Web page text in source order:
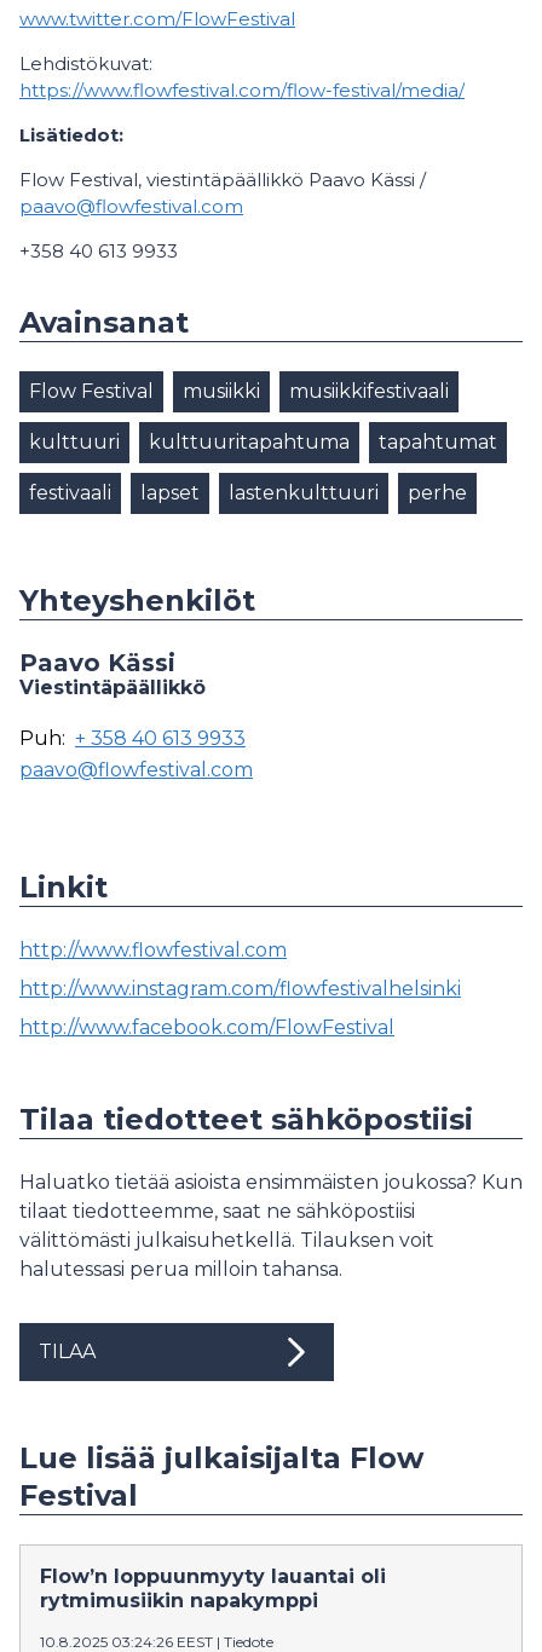
www.twitter.com/FlowFestival
Lehdistökuvat:
https://www.flowfestival.com/flow-festival/media/
Lisätiedot:
Flow Festival, viestintäpäällikkö Paavo Kässi /
paavo@flowfestival.com
+358 40 613 9933
Avainsanat
Flow Festival musiikki musiikkifestivaali
kulttuuri kulttuuritapahtuma tapahtumat
festivaali lapset lastenkulttuuri perhe
Yhteyshenkilöt
Paavo Kässi
Viestintäpäällikkö
Puh: + 358 40 613 9933
paavo@flowfestival.com
Linkit
http://www.flowfestival.com
http://www.instagram.com/flowfestivalhelsinki
http://www.facebook.com/FlowFestival
Tilaa tiedotteet sähköpostiisi
Haluatko tietää asioista ensimmäisten joukossa? Kun
tilaat tiedotteemme, saat ne sähköpostiisi
välittömästi julkaisuhetkellä. Tilauksen voit
halutessasi perua milloin tahansa.
TILAA
Lue lisää julkaisijalta Flow
Festival
Flow’n loppuunmyyty lauantai oli
rytmimusiikin napakymppi
10.8.2025 03:24:26 EEST | Tiedote